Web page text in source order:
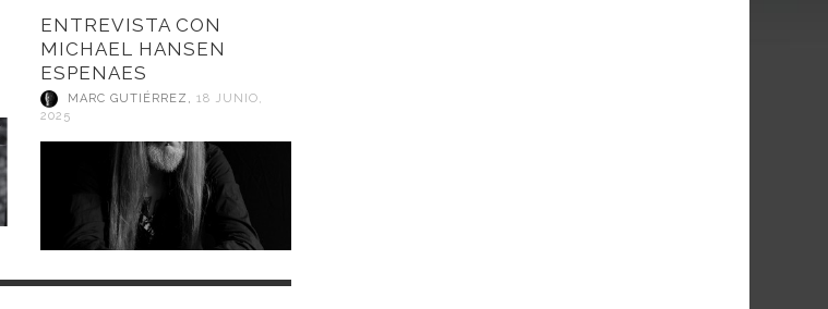
ENTREVISTA CON
MICHAEL HANSEN
ESPENAES
MARC GUTIÉRREZ , 18 JUNIO,
2025